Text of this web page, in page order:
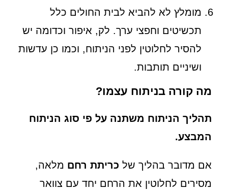
מומלץ לא להביא לבית החולים כלל
תכשיטים וחפצי ערך. לק, איפור וכדומה יש
להסיר לחלוטין לפני הניתוח, וכמו כן עדשות
ושיניים תותבות.
מה קורה בניתוח עצמו?
תהליך הניתוח משתנה על פי סוג הניתוח
המבצע.
אם מדובר בהליך של כריתת רחם מלאה,
מסירים לחלוטין את הרחם יחד עם צוואר